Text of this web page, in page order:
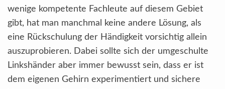
wenige kompetente Fachleute auf diesem Gebiet
gibt, hat man manchmal keine andere Lösung, als
eine Rückschulung der Händigkeit vorsichtig allein
auszuprobieren. Dabei sollte sich der umgeschulte
Linkshänder aber immer bewusst sein, dass er ist
dem eigenen Gehirn experimentiert und sichere